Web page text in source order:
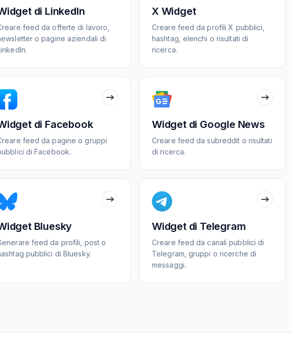
di LinkedIn
feed da offerte di lavoro,
o pagine aziendali di
X Widget
Creare feed da profili X pubblici,
hashtag, elenchi o risultati di
ricerca.
di Facebook
feed da pagine o gruppi
di Facebook.
Widget di Google News
Creare feed da subreddit o risultati
di ricerca.
Bluesky
feed da profili, post o
pubblici di Bluesky.
Widget di Telegram
Creare feed da canali pubblici di
Telegram, gruppi o ricerche di
messaggi.